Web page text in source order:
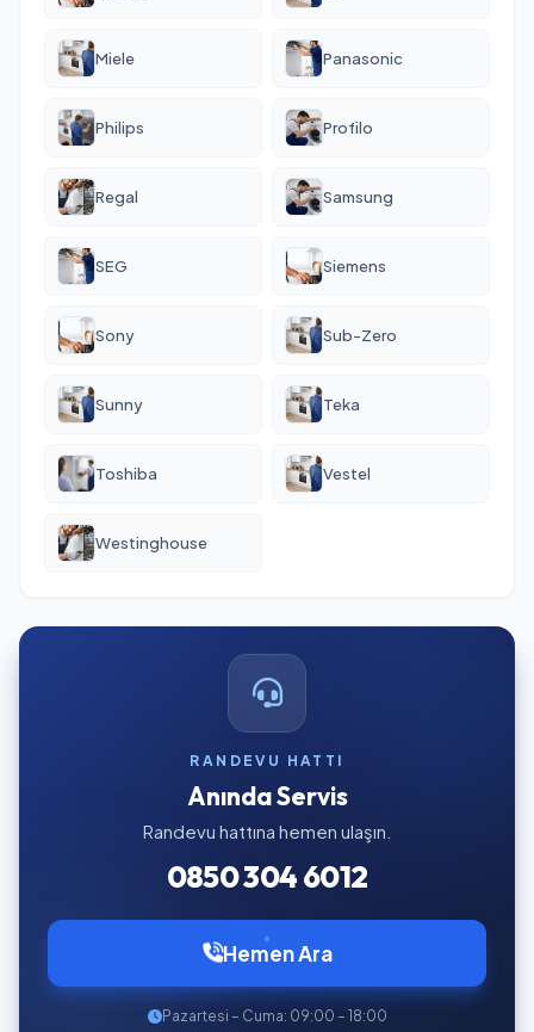
Miele Panasonic
Philips Profilo
Regal Samsung
SEG Siemens
Sony Sub-Zero
Sunny Teka
Toshiba Vestel
Westinghouse
RANDEVU HATTI
Anında Servis
Randevu hattına hemen ulaşın.
0850 304 6012
Hemen Ara
Pazartesi – Cuma: 09:00 – 18:00